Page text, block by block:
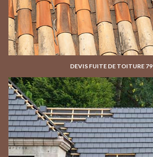
DEVIS FUITE DE TOITURE 79